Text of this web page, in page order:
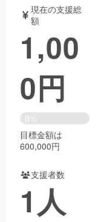
音楽
ゲーム・サ
書籍・雑誌
チャレンジ
Creation
コミュニティ
現在の支援総
額
1,00
0円
0%
目標金額は
600,000円
支援者数
1人